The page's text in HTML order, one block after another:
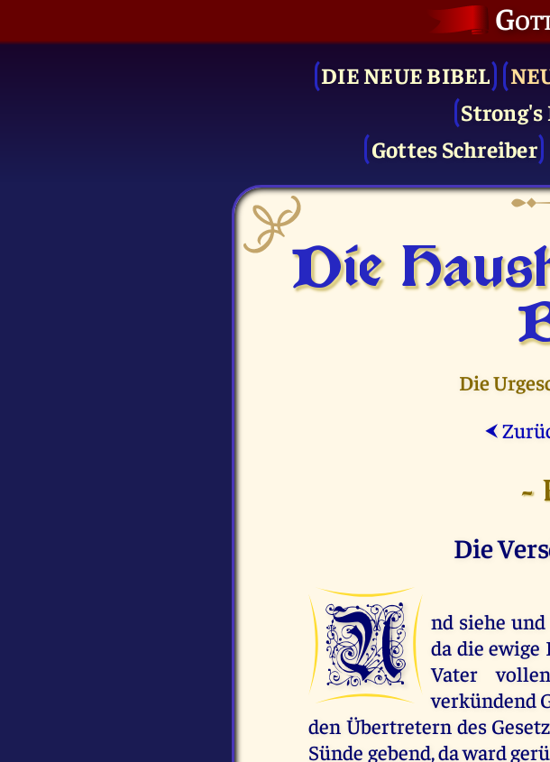
DIE NEUE BIBEL
Gottes Schreiber
Die
Die
⮜
-
Die
U
nd siehe
da die ewige
Vater
verkündend
den Übertretern des
Sünde gebend, da ward